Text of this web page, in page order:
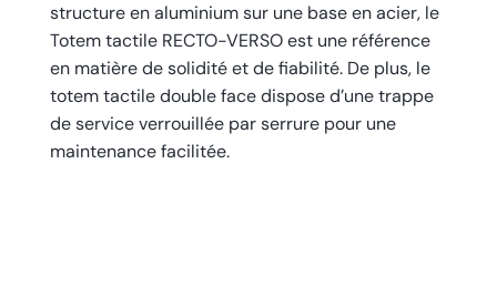
structure en aluminium sur une base en acier, le
Totem tactile RECTO-VERSO est une référence
en matière de solidité et de fiabilité. De plus, le
totem tactile double face dispose d’une trappe
de service verrouillée par serrure pour une
maintenance facilitée.